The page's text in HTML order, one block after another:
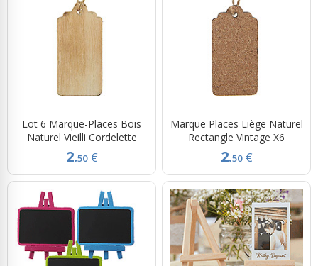
Lot 6 Marque-Places Bois
Naturel Vieilli Cordelette
2.50 €
Marque Places Liège Naturel
Rectangle Vintage X6
2.50 €